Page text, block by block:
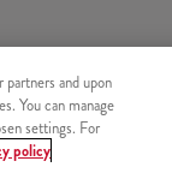
and upon
You can manage
settings. For
policy